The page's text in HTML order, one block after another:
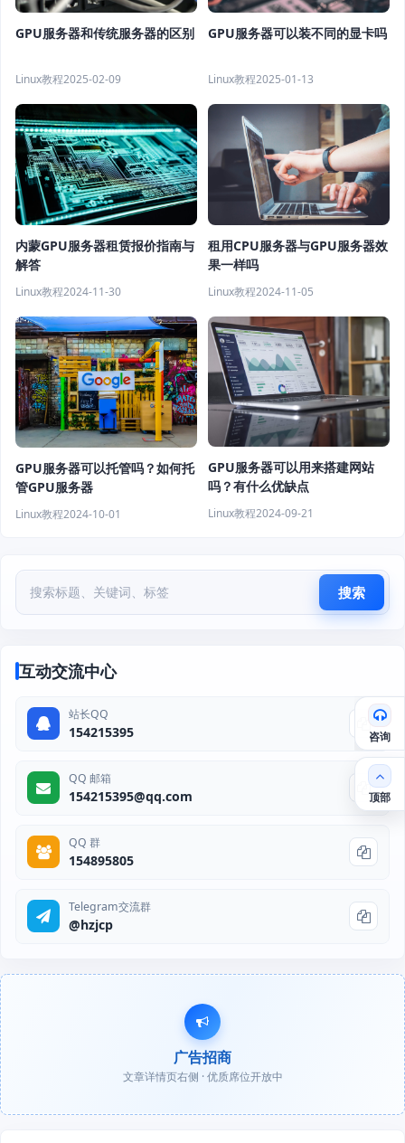
GPU服务器和传统服务器的区别
Linux教程2025-02-09
GPU服务器可以装不同的显卡吗
Linux教程2025-01-13
内蒙GPU服务器租赁报价指南与
解答
Linux教程2024-11-30
租用CPU服务器与GPU服务器效
果一样吗
Linux教程2024-11-05
GPU服务器可以托管吗？如何托
管GPU服务器
Linux教程2024-10-01
GPU服务器可以用来搭建网站
吗？有什么优缺点
Linux教程2024-09-21
搜索
互动交流中心
站长QQ
154215395
QQ 邮箱
154215395@qq.com
QQ 群
154895805
Telegram交流群
@hzjcp
广告招商
文章详情页右侧 · 优质席位开放中
咨询
顶部